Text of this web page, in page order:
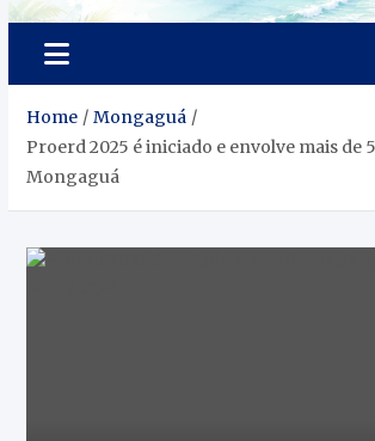
Home
Mongaguá
Proerd 2025 é iniciado e envolve mais de
Mongaguá